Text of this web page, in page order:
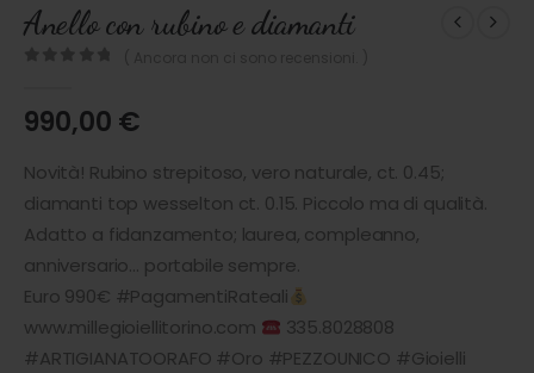
Anello con rubino e diamanti
990,00 €
Novità! Rubino strepitoso, vero naturale, ct. 0.45;
diamanti top wesselton ct. 0.15. Piccolo ma di qualità.
Adatto a fidanzamento; laurea, compleanno,
anniversario… portabile sempre.
Euro 990€ #PagamentiRateali
www.millegioiellitorino.com
335.8028808
#ARTIGIANATOORAFO #Oro #PEZZOUNICO #Gioielli